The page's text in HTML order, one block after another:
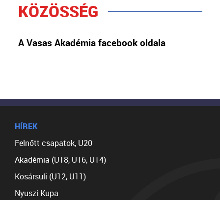
KÖZÖSSÉG
A Vasas Akadémia facebook oldala
HÍREK
Felnőtt csapatok, U20
Akadémia (U18, U16, U14)
Kosársuli (U12, U11)
Nyuszi Kupa